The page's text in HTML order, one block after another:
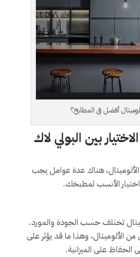
أفضل فى المطابخ؟
بين البولي لاك
والألوميتال، هناك عدة عوامل يجب
اختيار الأنسب لمطبخك.
تختلف حسب الجودة والمورد.
الألوميتال، وهذا ما قد يؤثر على
على الميزانية.